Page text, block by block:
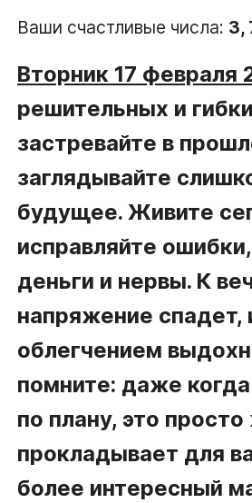
Ваши счастливые числа: 3,
Вторник 17 февраля
решительных и
застревайте в
заглядывайте
будущее. Живите
исправляйте
деньги и нервы. К
напряжение спадет,
облегчением
помните: даже
по плану, это
прокладывает для
более интересный